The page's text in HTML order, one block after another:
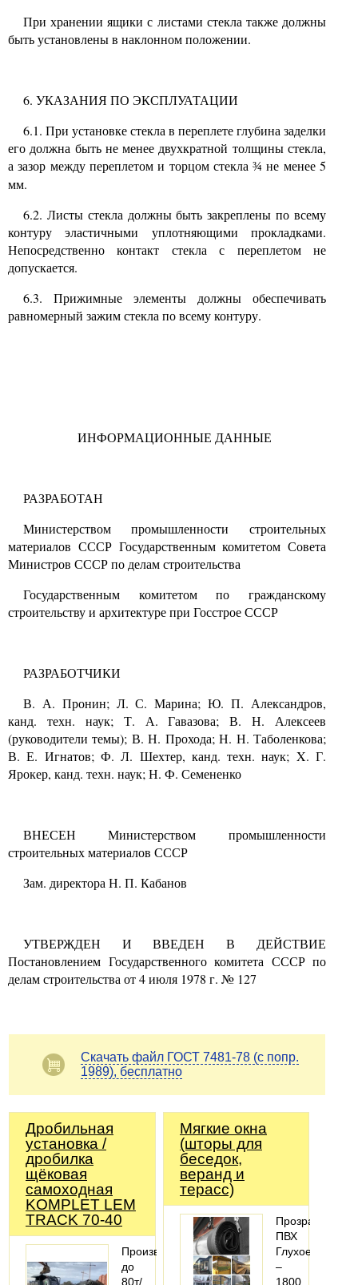
При хранении ящики с листами стекла также должны
быть установлены в наклонном положении.
6. УКАЗАНИЯ ПО ЭКСПЛУАТАЦИИ
6.1. При установке стекла в переплете глубина заделки
его должна быть не менее двухкратной толщины стекла,
а зазор между переплетом и торцом стекла¾ не менее 5
мм.
6.2. Листы стекла должны быть закреплены по всему
контуру эластичными уплотняющими прокладками.
Непосредственно контакт стекла с переплетом не
допускается.
6.3. Прижимные элементы должны обеспечивать
равномерный зажим стекла по всему контуру.
ИНФОРМАЦИОННЫЕ ДАННЫЕ
РАЗРАБОТАН
Министерством промышленности строительных
материалов СССР Государственным комитетом Совета
Министров СССР по делам строительства
Государственным комитетом по гражданскому
строительству и архитектуре при Госстрое СССР
РАЗРАБОТЧИКИ
В. А. Пронин; Л. С. Марина; Ю. П. Александров,
канд. техн. наук; Т. А. Гавазова; В. Н. Алексеев
(руководители темы); В. Н. Прохода; Н. Н. Таболенкова;
В. Е. Игнатов; Ф. Л. Шехтер, канд. техн. наук; X. Г.
Ярокер, канд. техн. наук; Н. Ф. Семененко
ВНЕСЕН Министерством промышленности
строительных материалов СССР
Зам. директора Н. П. Кабанов
УТВЕРЖДЕН И ВВЕДЕН В ДЕЙСТВИЕ
Постановлением Государственного комитета СССР по
делам строительства от4июля 1978 г. № 127
Скачать файл ГОСТ 7481-78 (с попр.
1989), бесплатно
Дробильная
установка /
дробилка
щёковая
самоходная
KOMPLET LEM
TRACK 70-40
Производительность
до
80т/
Мягкие окна
(шторы для
беседок,
веранд и
терасс)
Прозрачный
ПВХ
Глухое
–
1800